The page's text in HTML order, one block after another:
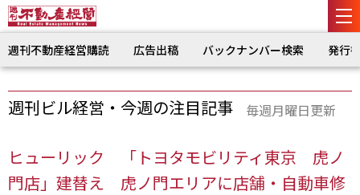
週刊不動産経営購読 広告出稿 バックナンバー検索 発行
週刊ビル経営・今週の注目記事 毎週月曜日更新
ヒューリック 「トヨタモビリティ東京 虎ノ
門店」建替え 虎ノ門エリアに店舗・自動車修